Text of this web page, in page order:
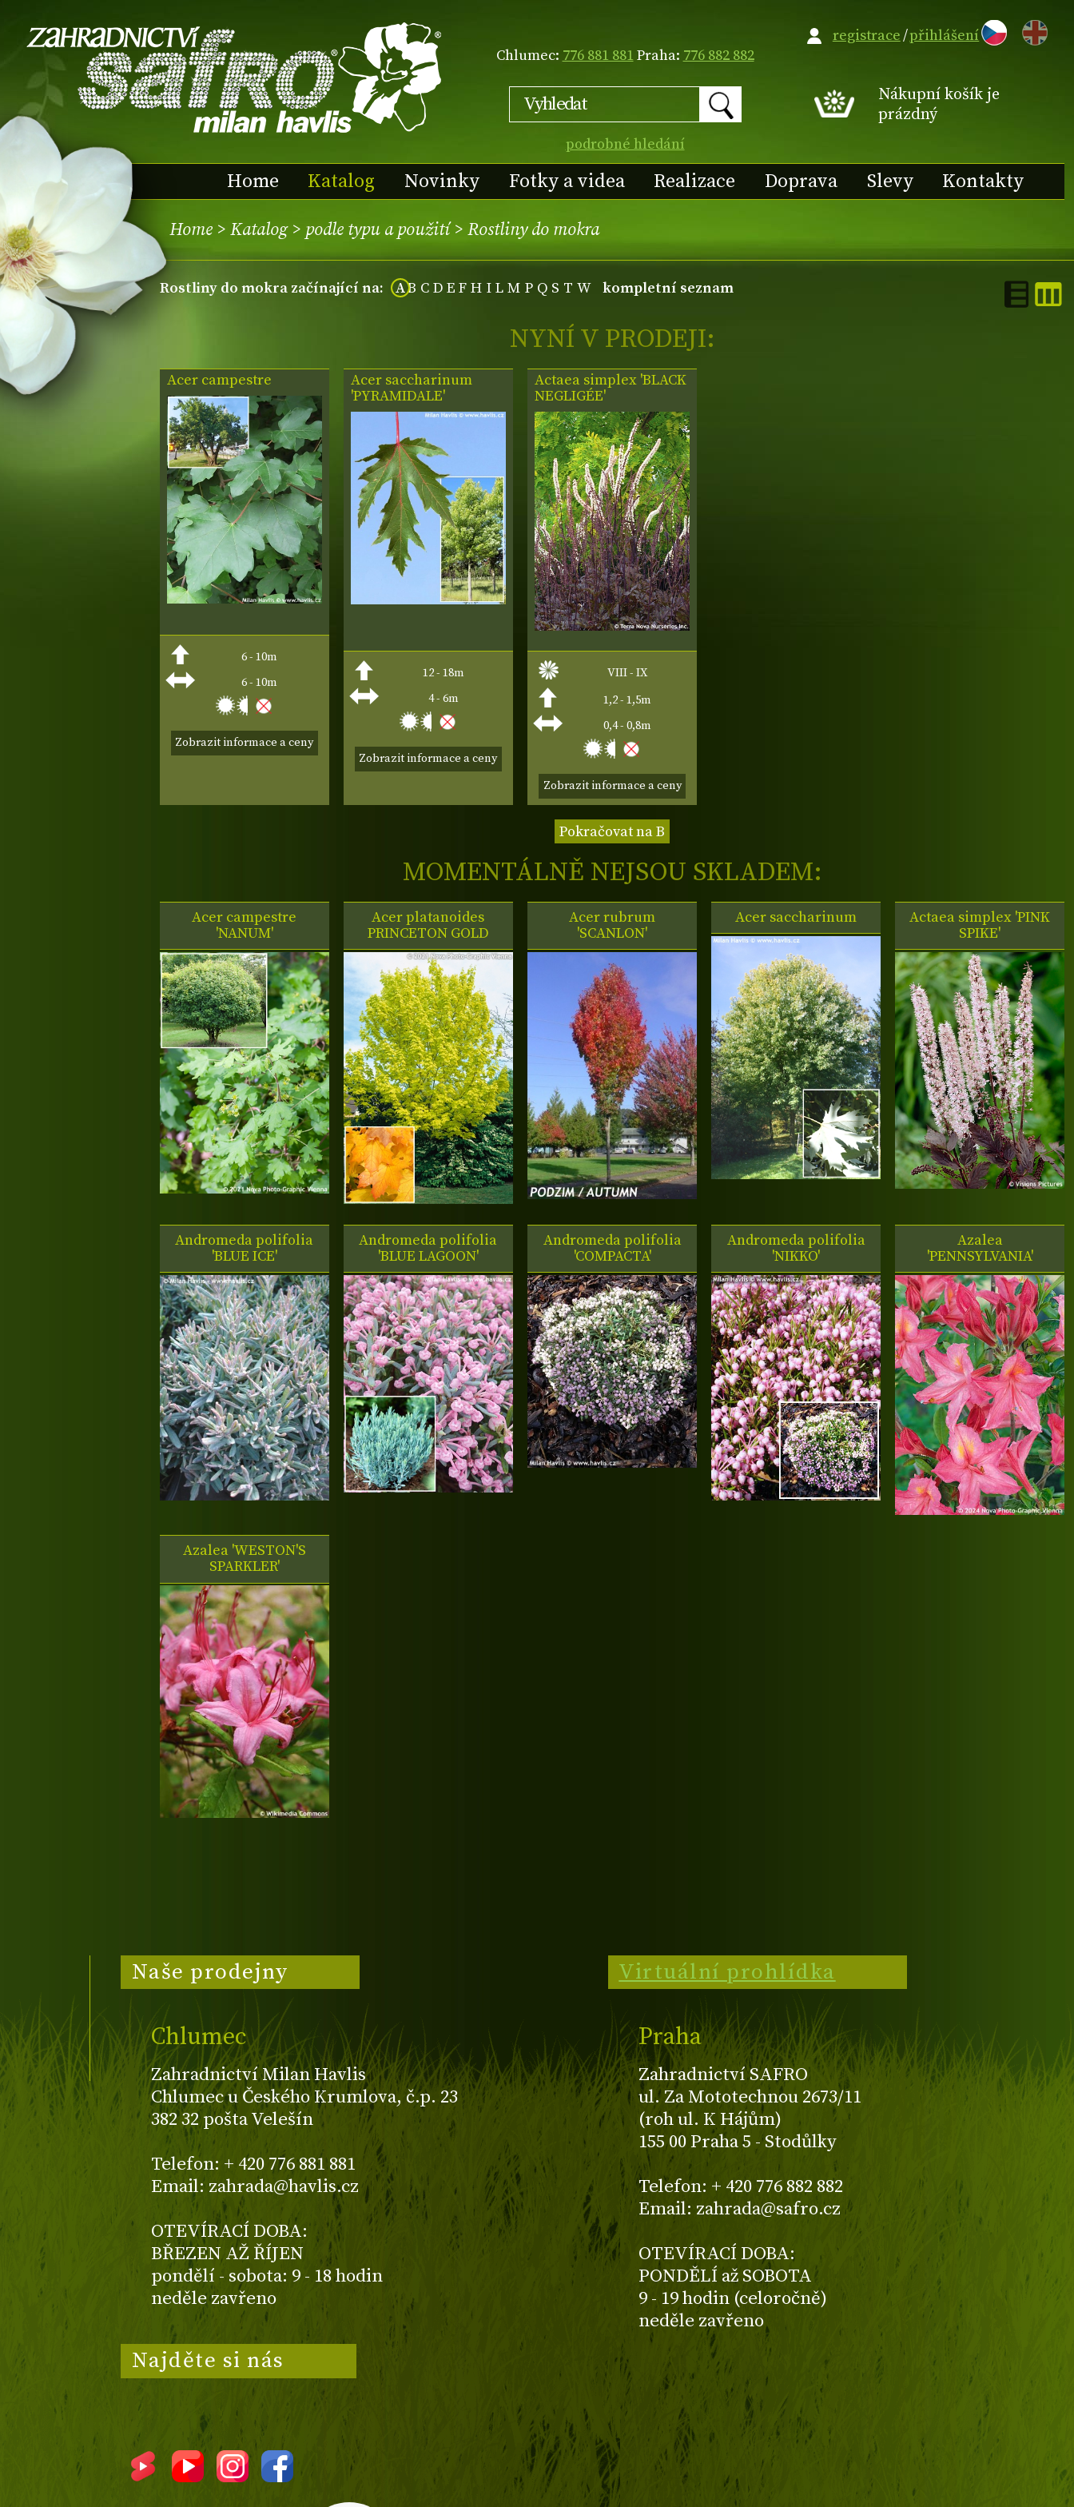
Chlumec: 776 881 881Praha: 776 882 882
podrobné hledání
EN
Nákupní košík je
prázdný
Home Katalog Novinky Fotky a videa Realizace Doprava Slevy Kontakty
registrace/přihlášení
Home > Katalog> podle typu a použití> Rostliny do mokra
Rostliny do mokra začínající na: AB C D E F H I L M P Q S T W kompletní seznam
NYNÍ V PRODEJI:
Acer campestre
6 - 10m
6 - 10m
Zobrazit informace a ceny
Acer saccharinum
'PYRAMIDALE'
12 - 18m
4 - 6m
Zobrazit informace a ceny
Actaea simplex 'BLACK
NEGLIGÉE'
VIII - IX
1,2 - 1,5m
0,4 - 0,8m
Zobrazit informace a ceny
Pokračovat na B
MOMENTÁLNĚ NEJSOU SKLADEM:
Acer campestre
'NANUM'
Acer platanoides
PRINCETON GOLD
Acer rubrum
'SCANLON'
Acer saccharinum Actaea simplex 'PINK
SPIKE'
Andromeda polifolia
'BLUE ICE'
Andromeda polifolia
'BLUE LAGOON'
Andromeda polifolia
'COMPACTA'
Andromeda polifolia
'NIKKO'
Azalea
'PENNSYLVANIA'
Azalea 'WESTON'S
SPARKLER'
Naše prodejny
Chlumec
Zahradnictví Milan Havlis
Chlumec u Českého Krumlova, č.p. 23
382 32 pošta Velešín
Telefon: + 420 776 881 881
Email: zahrada@havlis.cz
OTEVÍRACÍ DOBA:
BŘEZEN AŽ ŘÍJEN
pondělí - sobota: 9 - 18 hodin
neděle zavřeno
Virtuální prohlídka
Praha
Zahradnictví SAFRO
ul. Za Mototechnou 2673/11
(roh ul. K Hájům)
155 00 Praha 5 - Stodůlky
Telefon: + 420 776 882 882
Email: zahrada@safro.cz
OTEVÍRACÍ DOBA:
PONDĚLÍ až SOBOTA
9 - 19 hodin (celoročně)
neděle zavřeno
Najděte si nás